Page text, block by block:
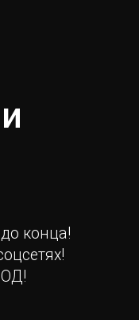
конца!